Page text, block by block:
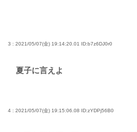
3 : 2021/05/07(金) 19:14:20.01 ID:b7z6DJ0r0
夏子に言えよ
4 : 2021/05/07(金) 19:15:06.08 ID:zYDPj56B0